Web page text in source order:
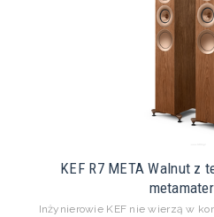
KEF R7 META Walnut z
Inżynierowie KEF nie wierzą w